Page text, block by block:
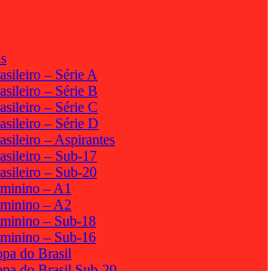
– Série A
– Série B
– Série C
– Série D
– Aspirantes
– Sub-17
– Sub-20
– A1
– A2
– Sub-18
– Sub-16
do Brasil